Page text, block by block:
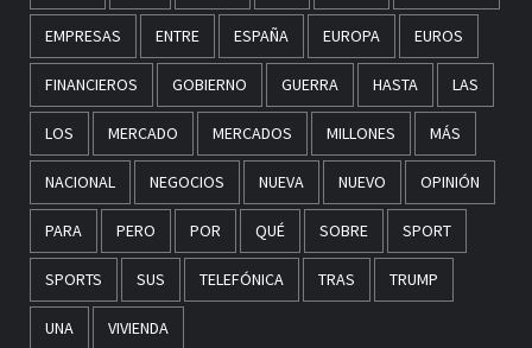
EMPRESAS ENTRE ESPAÑA EUROPA EUROS
FINANCIEROS GOBIERNO GUERRA HASTA LAS
LOS MERCADO MERCADOS MILLONES MÁS
NACIONAL NEGOCIOS NUEVA NUEVO OPINIÓN
PARA PERO POR QUÉ SOBRE SPORT
SPORTS SUS TELEFÓNICA TRAS TRUMP
UNA VIVIENDA